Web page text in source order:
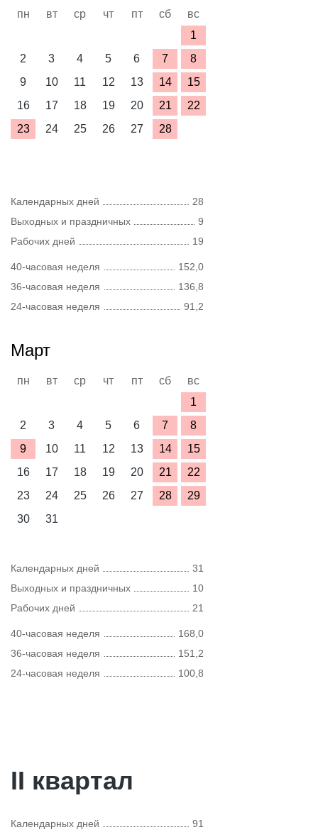
пн вт ср чт пт сб
вс
1
2
3 4 5 6 7
8
9
10 11 12 13 14
15
16
17 18 19 20 21
22
23
24 25 26 27 28
Календарных дней
28
Выходных и праздничных
9
Рабочих дней
19
40-часовая неделя
152,0
36-часовая неделя
136,8
24-часовая неделя
91,2
Март
пн вт ср чт пт сб
вс
1
2
3 4 5 6 7
8
9
10 11 12 13 14
15
16
17 18 19 20 21
22
23
24 25 26 27 28
29
30
31
Календарных дней
31
Выходных и праздничных
10
Рабочих дней
21
40-часовая неделя
168,0
36-часовая неделя
151,2
24-часовая неделя
100,8
II квартал
Календарных дней
91